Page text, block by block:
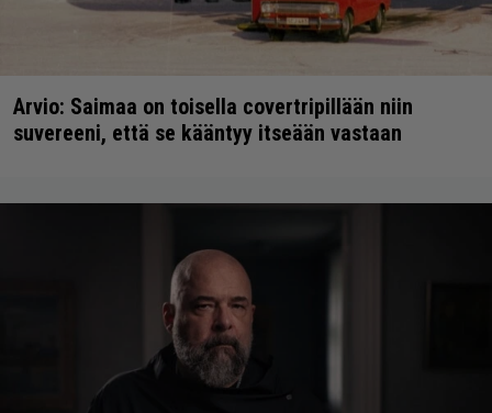
Arvio: Saimaa on toisella covertripillään niin
suvereeni, että se kääntyy itseään vastaan